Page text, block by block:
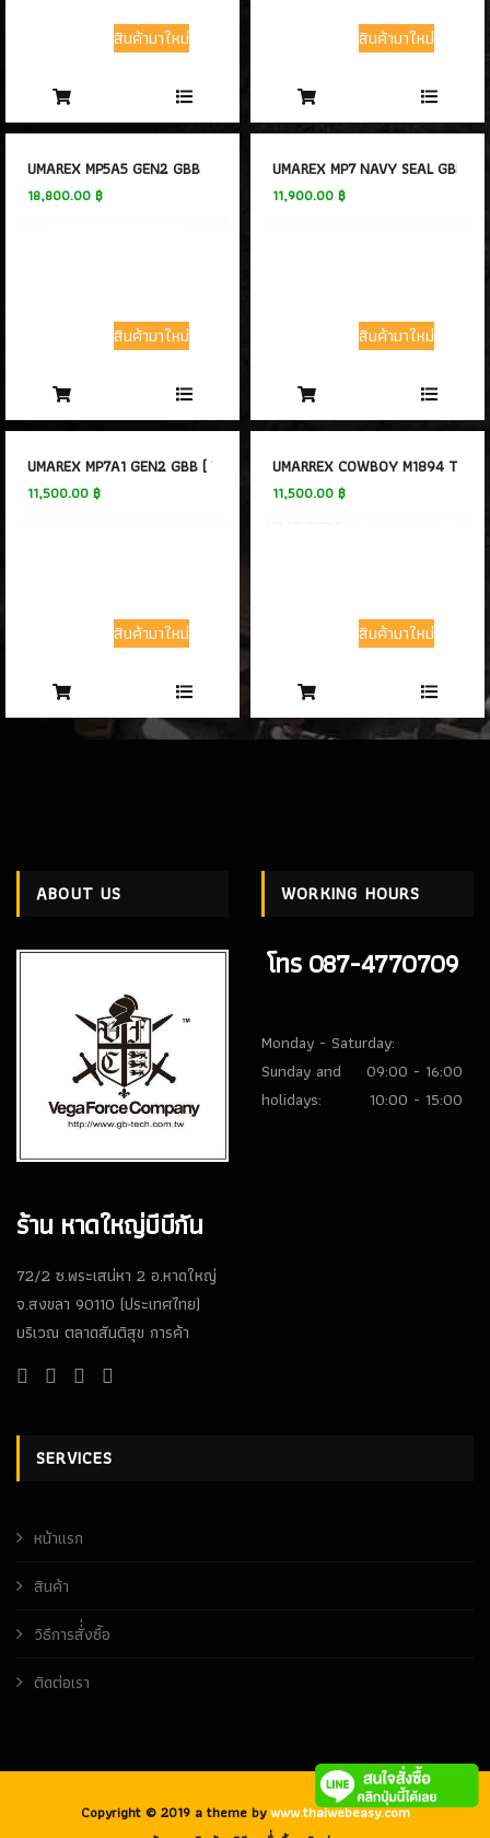
ปืนยาวสปริง SPRING AIRSOFT RIFLES
แบลงค์กัน BLANK GUN
ปืนแบล๊งค์กัน BLANK GUN
BLANK CARTRIDGE
SCOPE , RED DOT(38)
สินค้ามาใหม่ สินค้ามาใหม่
UMAREX MP5A5 GEN2 GBB
18,800.00 ฿
สินค้ามาใหม่
UMAREX MP7 NAVY SEAL GBB
11,900.00 ฿
สินค้ามาใหม่
UMAREX MP7A1 GEN2 GBB ( VFC )
11,500.00 ฿
สินค้ามาใหม่
UMARREX COWBOY M1894
11,500.00 ฿
สินค้ามาใหม่
ABOUT US
ร้าน หาดใหญ่บีบีกัน
72/2 ซ.พระเสน่หา 2 อ.หาดใหญ่
จ.สงขลา 90110 (ประเทศไทย)
บริเวณ ตลาดสันติสุข การค้า
WORKING HOURS
โทร 087-4770709
Monday - Saturday:
09:00 - 16:00
Sunday and
holidays:
10:00 - 15:00
SERVICES
หน้าเเรก
สินค้า
วิธีการสั่่งซื้อ
ติดต่อเรา
Copyright © 2019 a theme bywww.thaiwebeasy.com